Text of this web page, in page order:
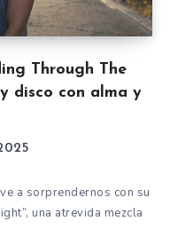
Through The
disco con alma y
a sorprendernos con su
una atrevida mezcla